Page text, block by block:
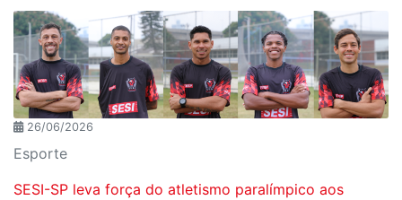
26/06/2026
Esporte
SESI-SP leva força do atletismo paralímpico aos